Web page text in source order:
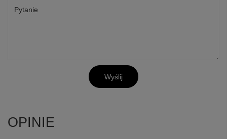
Pytanie
Wyślij
OPINIE